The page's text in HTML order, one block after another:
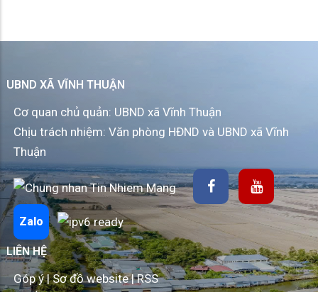
UBND XÃ VĨNH THUẬN
Cơ quan chủ quản: UBND xã Vĩnh Thuận
Chịu trách nhiệm: Văn phòng HĐND và UBND xã Vĩnh
Thuận
Zalo
LIÊN HỆ
Góp ý|Sơ đồ website|RSS